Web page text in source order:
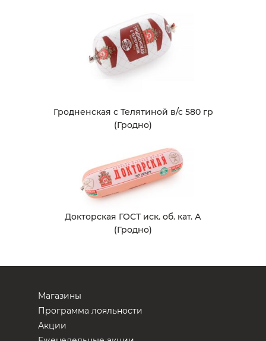
Гродненская с Телятиной в/с 580 гр
(Гродно)
Докторская ГОСТ иск. об. кат. А
(Гродно)
Магазины
Программа лояльности
Акции